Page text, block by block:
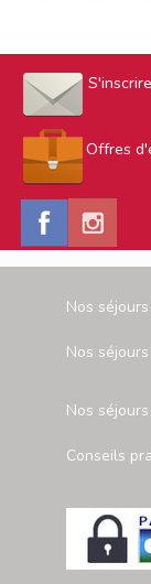
Offres
Nos
Nos
Nos
Conseils